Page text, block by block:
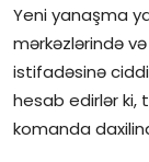
Yeni yanaşma
mərkəzlərində
istifadəsinə
hesab edirlər ki,
komanda